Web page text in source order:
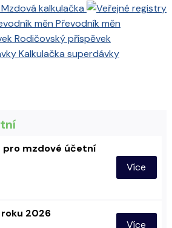
Mzdová kalkulačka
Převodník měn
Rodičovský příspěvek
Kalkulačka superdávky
pro mzdové účetní
Více
2026
Více